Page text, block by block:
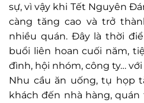
sự, vì vậy khi Tết Nguyên
càng tăng cao và trở
nhiều quán. Đây là thời
buổi liên hoan cuối năm,
đình, hội nhóm, công ty…
Nhu cầu ăn uống, tụ họp
khách đến nhà hàng,